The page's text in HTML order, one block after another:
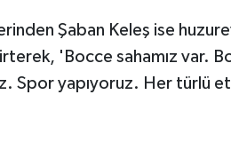
Şaban Keleş ise
'Bocce sahamız
Spor yapıyoruz. Her türlü